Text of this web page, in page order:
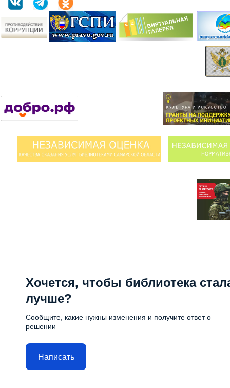
Хочется, чтобы библиотека
лучше?
Сообщите, какие нужны изменения и получите ответ о
решении
Написать